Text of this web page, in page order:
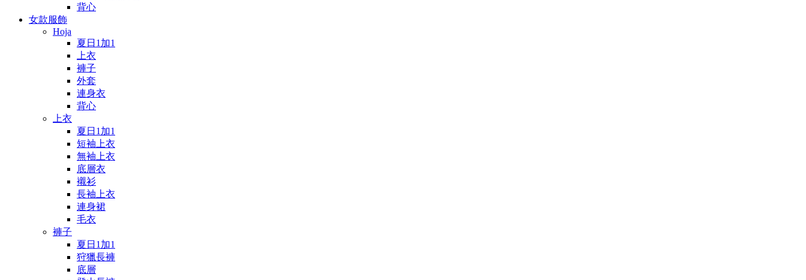
背心
女款服飾
Hoja
夏日1加1
上衣
褲子
外套
連身衣
背心
上衣
夏日1加1
短袖上衣
無袖上衣
底層衣
襯衫
長袖上衣
連身裙
毛衣
褲子
夏日1加1
狩獵長褲
底層